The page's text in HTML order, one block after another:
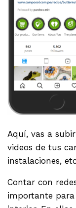
Aquí, vas a
videos de tus
instalaciones,
Contar con
importante